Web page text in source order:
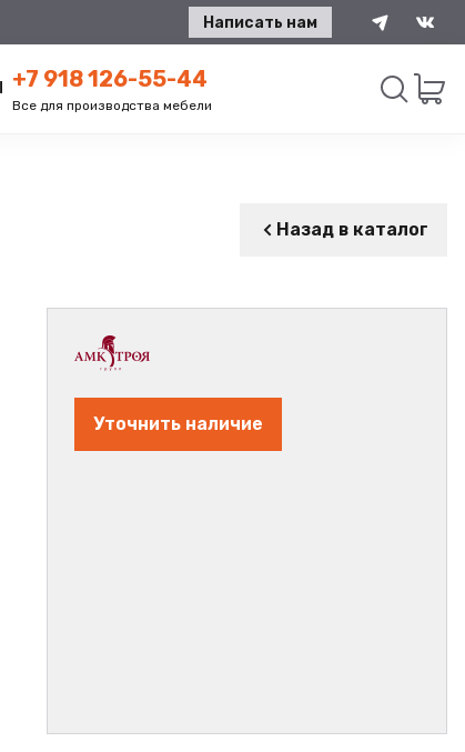
Написать нам
+7 918 126-55-44
Все для производства мебели
Назад в каталог
Уточнить наличие